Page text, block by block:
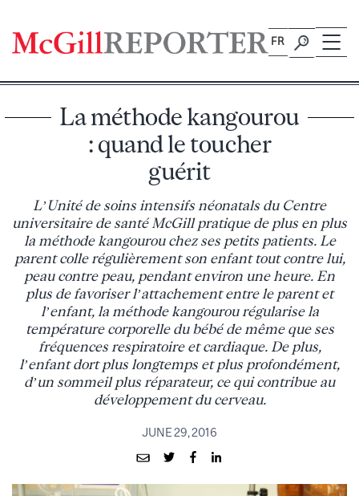
content
FR
La méthode kangourou
: quand le toucher
guérit
L’Unité de soins intensifs néonatals du Centre
universitaire de santé McGill pratique de plus en plus
la méthode kangourou chez ses petits patients. Le
parent colle régulièrement son enfant tout contre lui,
peau contre peau, pendant environ une heure. En
plus de favoriser l’attachement entre le parent et
l’enfant, la méthode kangourou régularise la
température corporelle du bébé de même que ses
fréquences respiratoire et cardiaque. De plus,
l’enfant dort plus longtemps et plus profondément,
d’un sommeil plus réparateur, ce qui contribue au
développement du cerveau.
JUNE 29, 2016